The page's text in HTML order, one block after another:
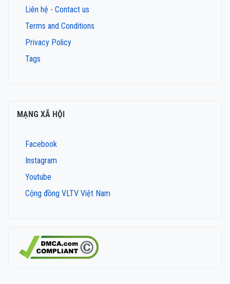
Liên hệ - Contact us
Terms and Conditions
Privacy Policy
Tags
MẠNG XÃ HỘI
Facebook
Instagram
Youtube
Cộng đồng VLTV Việt Nam